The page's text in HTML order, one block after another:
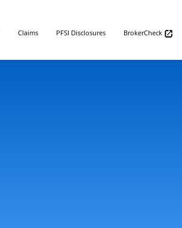
Claims PFSI Disclosures BrokerCheck